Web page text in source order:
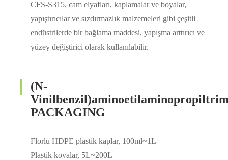
CFS-S315, cam elyafları, kaplamalar ve boyalar,
yapıştırıcılar ve sızdırmazlık malzemeleri gibi çeşitli
endüstrilerde bir bağlama maddesi, yapışma arttırıcı ve
yüzey değiştirici olarak kullanılabilir.
(N-
PACKAGING
Florlu HDPE plastik kaplar, 100ml~1L
Plastik kovalar, 5L~200L